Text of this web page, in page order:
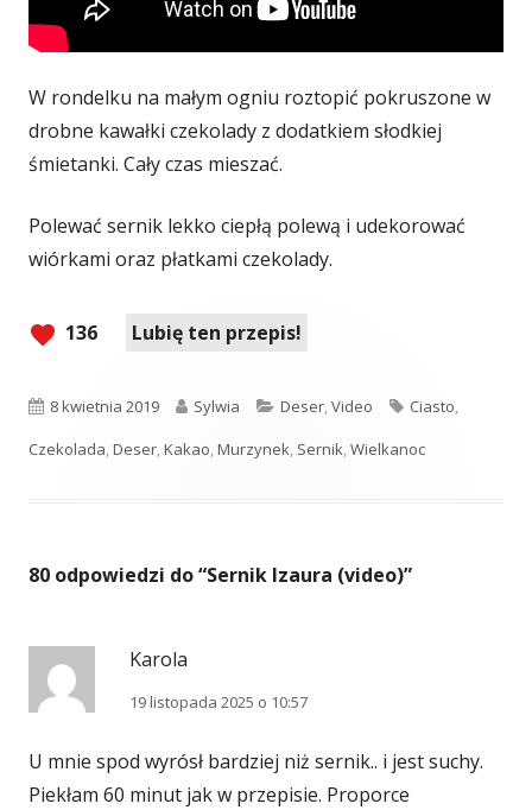
W rondelku na małym ogniu roztopić pokruszone w
drobne kawałki czekolady z dodatkiem słodkiej
śmietanki. Cały czas mieszać.
Polewać sernik lekko ciepłą polewą i udekorować
wiórkami oraz płatkami czekolady.
136 Lubię ten przepis!
Opublikowano
8 kwietnia 2019 Autor
Sylwia Kategorie
Deser,Video Tagi
Ciasto,
Czekolada,Deser,Kakao,Murzynek, Sernik,Wielkanoc
80 odpowiedzi do “Sernik Izaura (video)”
Karola
19 listopada 2025 o 10:57
U mnie spod wyrósł bardziej niż sernik.. i jest suchy.
Piekłam 60 minut jak w przepisie. Proporce